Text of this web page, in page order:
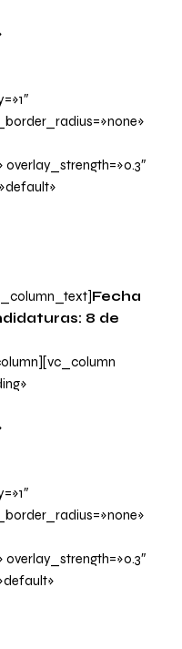
Fecha
8 de